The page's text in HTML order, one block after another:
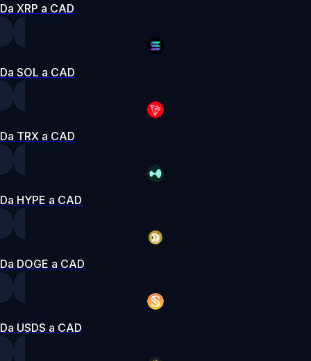
Da XRP a CAD
Da SOL a CAD
Da TRX a CAD
Da HYPE a CAD
Da DOGE a CAD
Da USDS a CAD